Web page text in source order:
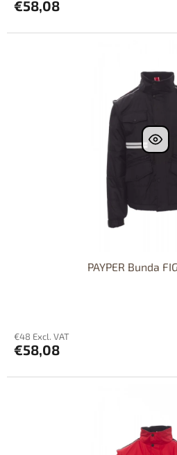
€58,08
PAYPER Bunda
€48 Excl. VAT
€58,08